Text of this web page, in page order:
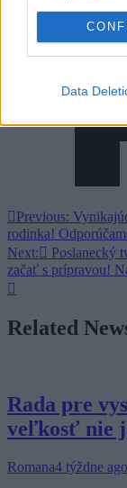
Data
Navigácia
v
článku
Previous:
rodinka!
Next:
Poslanecký
začať s prípravou!
Related
Rada pre
veľkosť nie
Romana4 týždne ago